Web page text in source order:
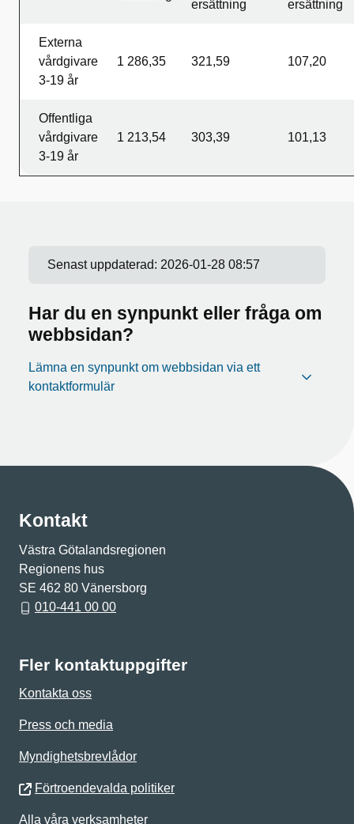
ersättning
ersättning
Externa
vårdgivare
3-19 år
1 286,35 321,59 107,20
Offentliga
vårdgivare
3-19 år
1 213,54 303,39 101,13
Senast uppdaterad: 2026-01-28 08:57
Har du en synpunkt eller fråga om
webbsidan?
Lämna en synpunkt om webbsidan via ett
kontaktformulär
Kontakt
Västra Götalandsregionen
Regionens hus
SE 462 80 Vänersborg
010-441 00 00
Fler kontaktuppgifter
Kontakta oss
Press och media
Myndighetsbrevlådor
Förtroendevalda politiker
Alla våra verksamheter